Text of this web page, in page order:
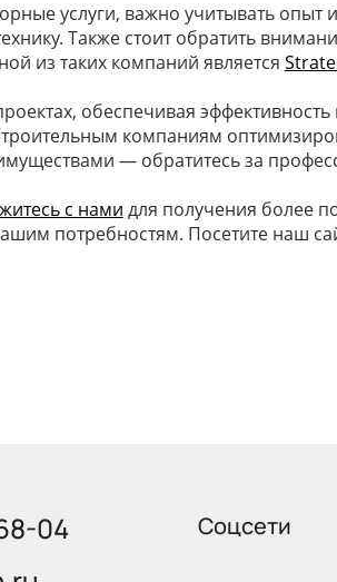
услуги, важно учитывать
Также стоит обратить
из таких компаний является
обеспечивая
компаниям
— обратитесь за
с нами для получения более
потребностям. Посетите наш
04
Соцсети